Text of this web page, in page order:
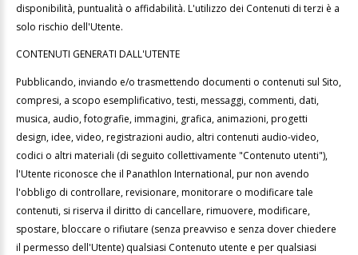
disponibilità, puntualità o affidabilità. L'utilizzo dei Contenuti di terzi è a
solo rischio dell'Utente.
CONTENUTI GENERATI DALL'UTENTE
Pubblicando, inviando e/o trasmettendo documenti o contenuti sul Sito,
compresi, a scopo esemplificativo, testi, messaggi, commenti, dati,
musica, audio, fotografie, immagini, grafica, animazioni, progetti
design, idee, video, registrazioni audio, altri contenuti audio-video,
codici o altri materiali (di seguito collettivamente "Contenuto utenti"),
l'Utente riconosce che il Panathlon International, pur non avendo
l'obbligo di controllare, revisionare, monitorare o modificare tale
contenuti, si riserva il diritto di cancellare, rimuovere, modificare,
spostare, bloccare o rifiutare (senza preavviso e senza dover chiedere
il permesso dell'Utente) qualsiasi Contenuto utente e per qualsiasi